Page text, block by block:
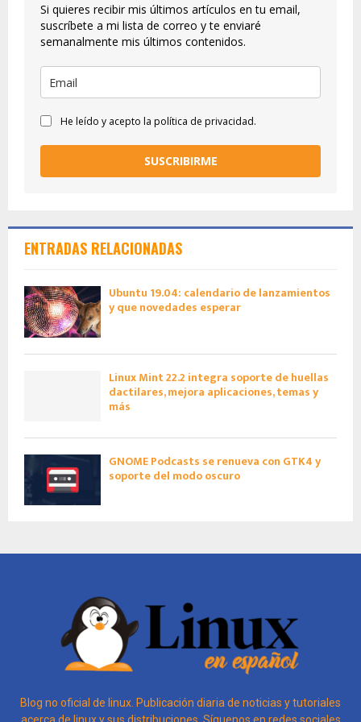
Si quieres recibir mis últimos artículos en tu email,
suscríbete a mi lista de correo y te enviaré
semanalmente mis últimos contenidos.
He leído y acepto la política de privacidad.
SUSCRIBIRME
ENTRADAS RELACIONADAS
Ubuntu 19.04: calendario de lanzamientos
y que novedades esperar
Linux Mint 22.2 integra soporte de huellas
dactilares, mejora aplicaciones, temas y
más
GNOME Podcasts se renueva con GTK4 y
soporte del modo oscuro
Blog no oficial de linux. Publicación diaria de noticias y tutoriales